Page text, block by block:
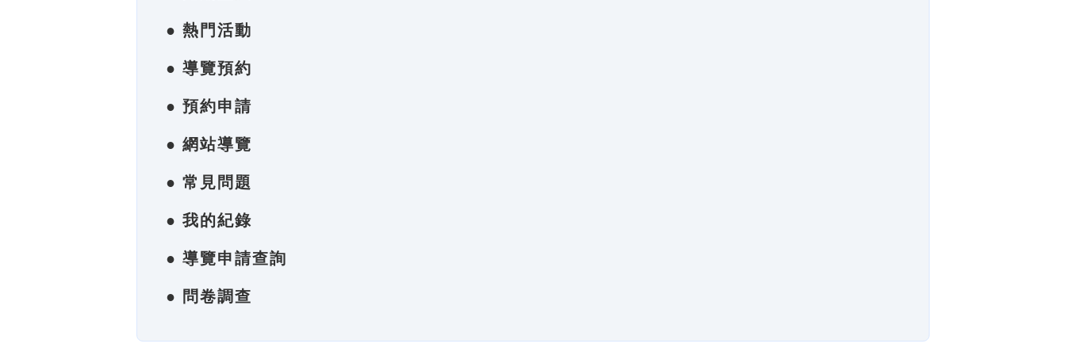
● 熱門活動
● 導覽預約
● 預約申請
● 網站導覽
● 常見問題
● 我的紀錄
● 導覽申請查詢
● 問卷調查